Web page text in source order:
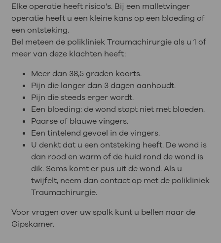
Elke operatie heeft risico’s. Bij een malletvinger
operatie heeft u een kleine kans op een bloeding of
een ontsteking.
Bel meteen de polikliniek Traumachirurgie als u 1 of
meer van deze klachten heeft:
Meer dan 38,5 graden koorts.
Pijn die langer dan 3 dagen aanhoudt.
Pijn die steeds erger wordt.
Een bloeding: de wond stopt niet met bloeden.
Paarse of blauwe vingers.
Een tintelend gevoel in de vingers.
U denkt dat u een ontsteking heeft. De wond is
dan rood en warm of de huid rond de wond is
dik. Soms komt er pus uit de wond. Als u
twijfelt, neem dan contact op met de polikliniek
Traumachirurgie.
Voor vragen over uw spalk kunt u bellen naar de
Gipskamer.